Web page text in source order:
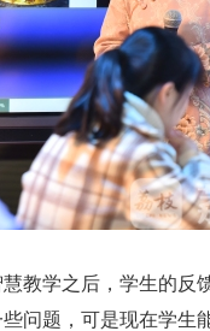
学之后，学生的反
问题，可是现在学生